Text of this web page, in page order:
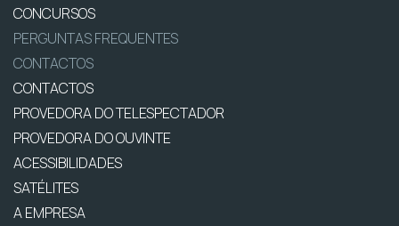
CONCURSOS
PERGUNTAS FREQUENTES
CONTACTOS
CONTACTOS
PROVEDORA DO TELESPECTADOR
PROVEDORA DO OUVINTE
ACESSIBILIDADES
SATÉLITES
A EMPRESA